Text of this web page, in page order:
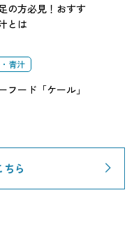
の方必見！おすす
とは
青汁
フード「ケール」
ら